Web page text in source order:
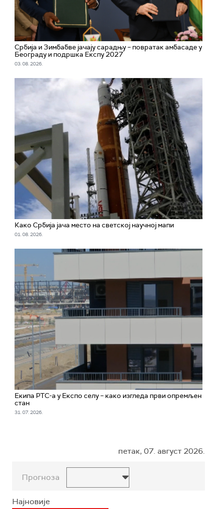
Србија и Зимбабве јачају сарадњу – повратак амбасаде у
Београду и подршка Експу 2027
03. 08. 2026.
Како Србија јача место на светској научној мапи
01. 08. 2026.
Екипа РТС-а у Експо селу – како изгледа први опремљен
стан
31. 07. 2026.
петак, 07. август 2026.
Прогноза
Најновије